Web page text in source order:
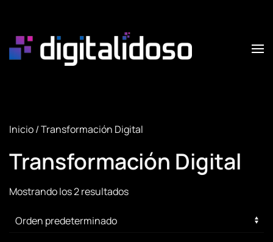
Skip to main content
Inicio/ Transformación Digital
Transformación Digital
Mostrando los 2 resultados